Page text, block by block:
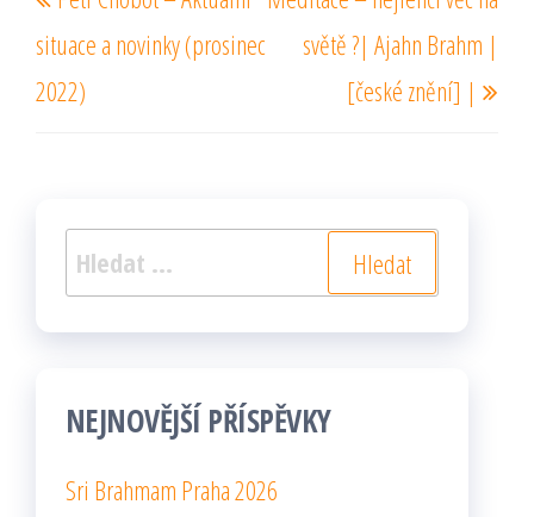
příspěvek
příspěvek
situace a novinky (prosinec
2022)
světě ?| Ajahn Brahm |
[české znění] |
Vyhledávání
NEJNOVĚJŠÍ PŘÍSPĚVKY
Sri Brahmam Praha 2026